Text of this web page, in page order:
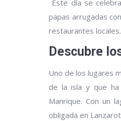
Este día se
papas arrugadas
restaurantes locales.
Descubre
Uno de los lugares
de la isla y que
Manrique. Con un
obligada en